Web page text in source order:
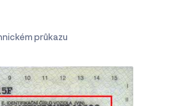
průkazu